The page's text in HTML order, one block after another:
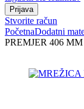
Stvorite račun
PočetnaDodatni
PREMJER 406